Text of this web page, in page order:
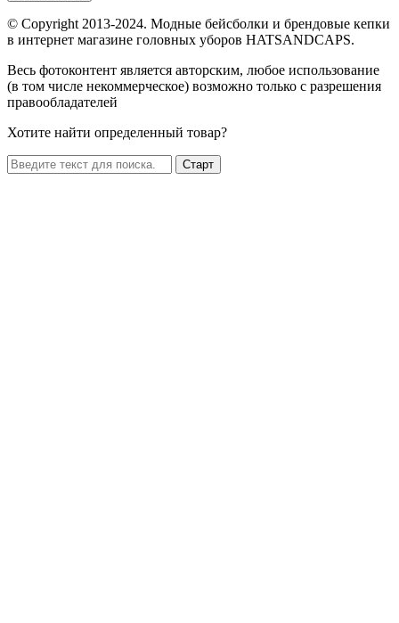
© Copyright 2013-2024. Модные бейсболки и брендовые кепки
в интернет магазине головных уборов HATSANDCAPS.
Весь фотоконтент является авторским, любое использование
(в том числе некоммерческое) возможно только с разрешения
правообладателей
Хотите найти определенный товар?
Старт